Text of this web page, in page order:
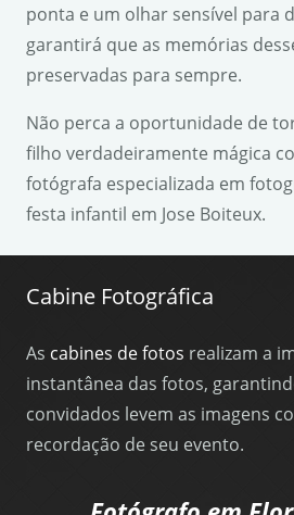
ponta e um olhar sensível para
garantirá que as memórias
preservadas para sempre.
Não perca a oportunidade de
filho verdadeiramente mágica
fotógrafa especializada em
festa infantil em Jose Boiteux.
Cabine Fotográfica
As cabines de fotos realizam a
instantânea das fotos,
convidados levem as imagens
recordação de seu evento.